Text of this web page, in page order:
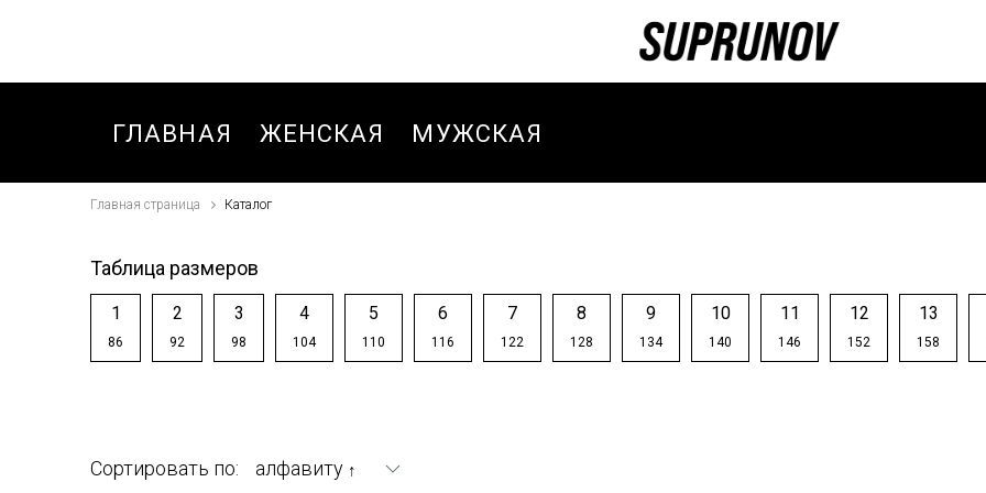
ГЛАВНАЯ ЖЕНСКАЯ
БЛУЗКИ,РУБАШКИ
БРЮКИ ДЛЯ
ДЕВОЧЕК ЗИМА
ВЕТРОВКИ
МУЖСКАЯ
БРЮКИ
СПОРТИВНЫЕ
ЗИМА
Главная страница Каталог
Таблица размеров
1
86
2
92
3
98
4
104
5
110
6
116
7
122
8
128
9
134
10
140
11
146
12
152
13
158
Сортировать по: алфавиту ↑